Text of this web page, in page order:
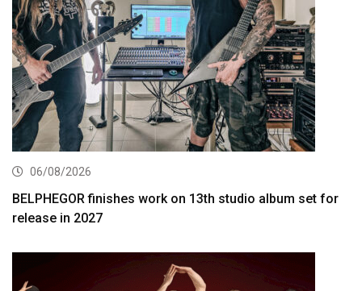
06/08/2026
BELPHEGOR finishes work on 13th studio album set for
release in 2027